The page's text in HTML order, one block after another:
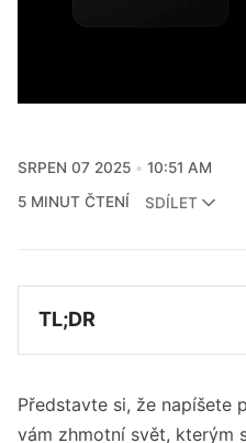
SRPEN 07 2025
10:51 AM
5 MINUT ČTENÍ
SDÍLET
TL;DR
Google DeepMind
textového zadání v
snímků za sekundu).
Představte si, že napíšete
vám zhmotní svět, kterým